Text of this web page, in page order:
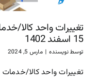
تغییرات واحد کالا/
15 اسفند 1402
توسطنویسنده | مارس 5, 2024